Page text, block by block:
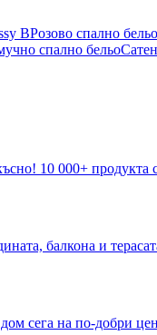
BРозово спално бельо
спално бельо
10 000+ продукта
балкона и
сега на по-добри